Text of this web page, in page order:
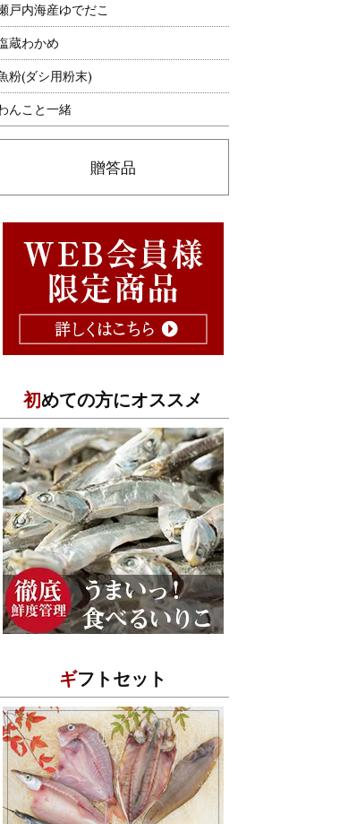
戸内海産ゆでだこ
蔵わかめ
粉(ダシ用粉末)
んこと一緒
贈答品
初めての方にオススメ
ギフトセット